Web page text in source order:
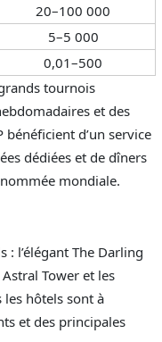
20–100 000
5–5 000
0,01–500
tournois
et des
d’un service
dédiées et de dîners
mondiale.
: l’élégant The Darling
Tower et les
les hôtels sont à
et des principales